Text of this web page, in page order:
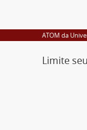
ATOM da
Limite